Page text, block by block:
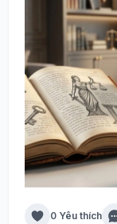
0 Yêu thích